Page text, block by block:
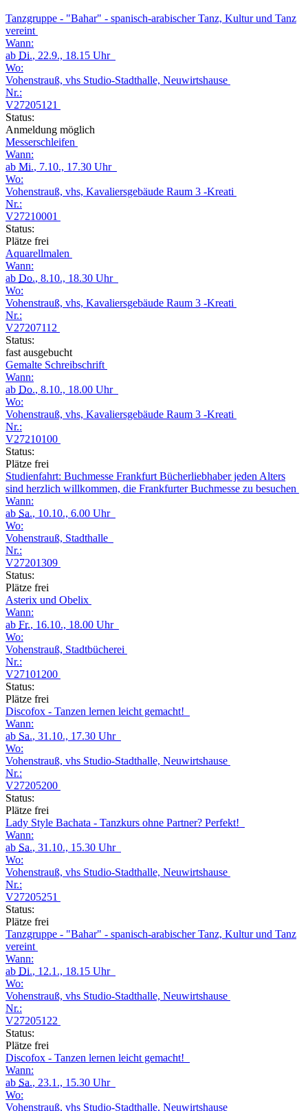
Tanzgruppe - "Bahar" - spanisch-arabischer Tanz, Kultur und Tanz
vereint
Wann:
ab Di., 22.9., 18.15 Uhr
Wo:
Vohenstrauß, vhs Studio-Stadthalle, Neuwirtshause
Nr.:
V27205121
Status:
Anmeldung möglich
Messerschleifen
Wann:
ab Mi., 7.10., 17.30 Uhr
Wo:
Vohenstrauß, vhs, Kavaliersgebäude Raum 3 -Kreati
Nr.:
V27210001
Status:
Plätze frei
Aquarellmalen
Wann:
ab Do., 8.10., 18.30 Uhr
Wo:
Vohenstrauß, vhs, Kavaliersgebäude Raum 3 -Kreati
Nr.:
V27207112
Status:
fast ausgebucht
Gemalte Schreibschrift
Wann:
ab Do., 8.10., 18.00 Uhr
Wo:
Vohenstrauß, vhs, Kavaliersgebäude Raum 3 -Kreati
Nr.:
V27210100
Status:
Plätze frei
Studienfahrt: Buchmesse Frankfurt Bücherliebhaber jeden Alters
sind herzlich willkommen, die Frankfurter Buchmesse zu besuchen
Wann:
ab Sa., 10.10., 6.00 Uhr
Wo:
Vohenstrauß, Stadthalle
Nr.:
V27201309
Status:
Plätze frei
Asterix und Obelix
Wann:
ab Fr., 16.10., 18.00 Uhr
Wo:
Vohenstrauß, Stadtbücherei
Nr.:
V27101200
Status:
Plätze frei
Discofox - Tanzen lernen leicht gemacht!
Wann:
ab Sa., 31.10., 17.30 Uhr
Wo:
Vohenstrauß, vhs Studio-Stadthalle, Neuwirtshause
Nr.:
V27205200
Status:
Plätze frei
Lady Style Bachata - Tanzkurs ohne Partner? Perfekt!
Wann:
ab Sa., 31.10., 15.30 Uhr
Wo:
Vohenstrauß, vhs Studio-Stadthalle, Neuwirtshause
Nr.:
V27205251
Status:
Plätze frei
Tanzgruppe - "Bahar" - spanisch-arabischer Tanz, Kultur und Tanz
vereint
Wann:
ab Di., 12.1., 18.15 Uhr
Wo:
Vohenstrauß, vhs Studio-Stadthalle, Neuwirtshause
Nr.:
V27205122
Status:
Plätze frei
Discofox - Tanzen lernen leicht gemacht!
Wann:
ab Sa., 23.1., 15.30 Uhr
Wo:
Vohenstrauß, vhs Studio-Stadthalle, Neuwirtshause